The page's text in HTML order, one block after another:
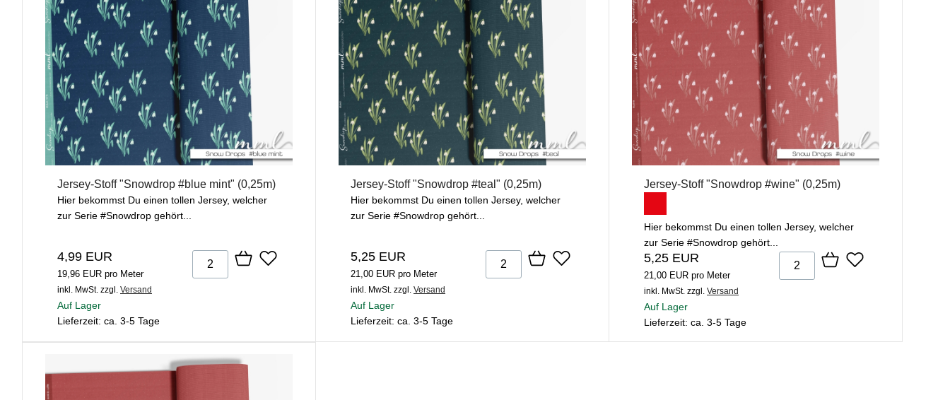
Jersey-Stoff "Snowdrop #blue mint" (0,25m)
Hier bekommst Du einen tollen Jersey, welcher
zur Serie #Snowdrop gehört...
4,99 EUR
19,96 EUR pro Meter
inkl. MwSt. zzgl. Versand
Auf Lager
Lieferzeit: ca. 3-5 Tage
Jersey-Stoff "Snowdrop #teal" (0,25m)
Hier bekommst Du einen tollen Jersey, welcher
zur Serie #Snowdrop gehört...
5,25 EUR
21,00 EUR pro Meter
inkl. MwSt. zzgl. Versand
Auf Lager
Lieferzeit: ca. 3-5 Tage
Jersey-Stoff "Snowdrop #wine" (0,25m)
Hier bekommst Du einen tollen Jersey, welcher
zur Serie #Snowdrop gehört...
5,25 EUR
21,00 EUR pro Meter
inkl. MwSt. zzgl. Versand
Auf Lager
Lieferzeit: ca. 3-5 Tage